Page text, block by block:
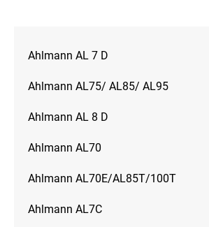
Ahlmann AL 7 D
Ahlmann AL75/ AL85/ AL95
Ahlmann AL 8 D
Ahlmann AL70
Ahlmann AL70E/AL85T/100T
Ahlmann AL7C